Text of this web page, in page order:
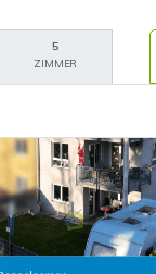
5
ZIMMER